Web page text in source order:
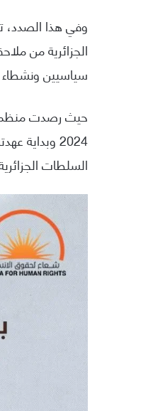
وفي هذا الصدد،
الجزائرية من
سياسيين
السلطات الجزائرية للمادة 87 مكرر من قانون